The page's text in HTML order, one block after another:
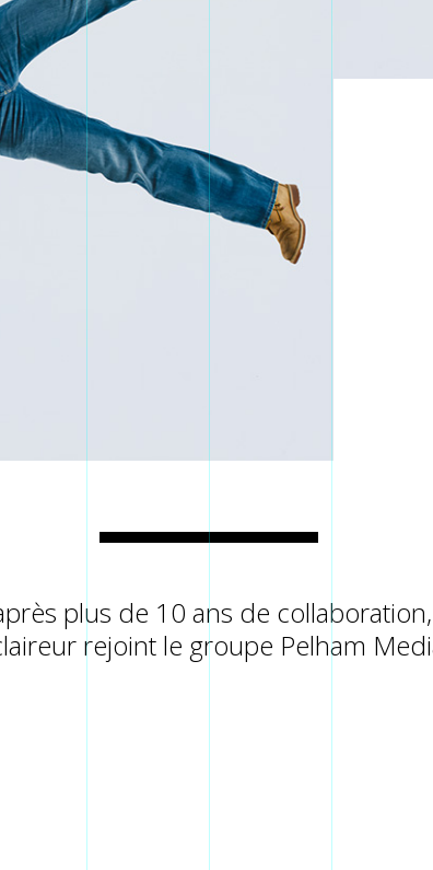
plus de 10 ans de
rejoint le groupe Pelham